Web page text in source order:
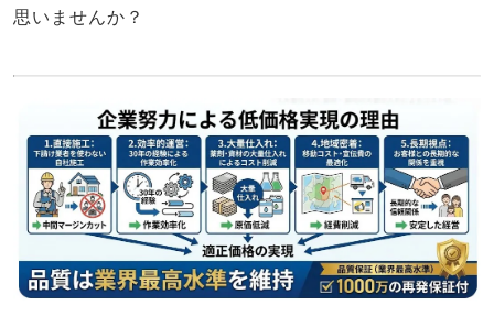
思いませんか？